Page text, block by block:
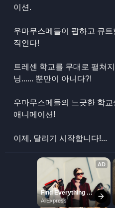
이션.
우마무스메들이 팝하고 큐
직인다!
트레센 학교를 무대로 펼쳐
닝...... 뿐만이 아니다?!
우마무스메들의 느긋한 학
애니메이션!
이제, 달리기 시작합니다!...